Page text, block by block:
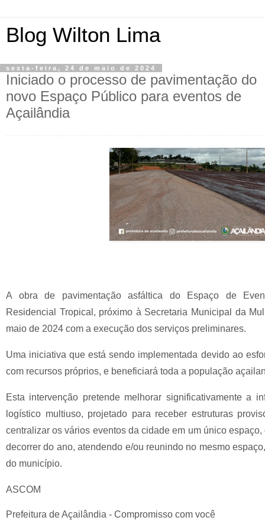
Blog Wilton Lima
sexta-feira, 24 de maio de 2024
Iniciado o processo de pavimentação do
novo Espaço Público para eventos de
Açailândia
A obra de pavimentação asfáltica do Espaço de
Residencial Tropical, próximo à Secretaria Municipal da
maio de 2024 com a execução dos serviços preliminares.
Uma iniciativa que está sendo implementada devido ao
com recursos próprios, e beneficiará toda a população
Esta intervenção pretende melhorar significativamente a
logístico multiuso, projetado para receber estruturas
centralizar os vários eventos da cidade em um único
decorrer do ano, atendendo e/ou reunindo no mesmo
do município.
ASCOM
Prefeitura de Açailândia - Compromisso com você